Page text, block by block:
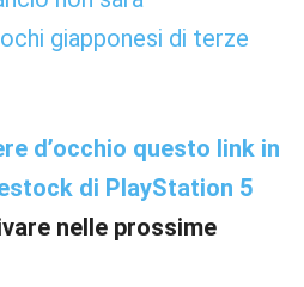
giapponesi di terze
d’occhio questo link in
di PlayStation 5
nelle prossime